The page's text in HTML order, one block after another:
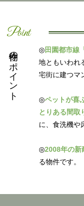
Point
物件のポイント ◎田園都市線
地ともいわれ
宅街に建つマ
◎ペットが喜
とりある間取
に、食洗機や
◎2008年の新
る物件です。